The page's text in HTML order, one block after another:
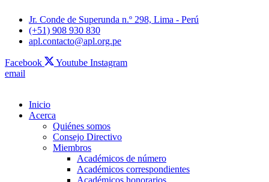
Jr. Conde de Superunda n.º 298, Lima - Perú
(+51) 908 930 830
apl.contacto@apl.org.pe
Facebook Youtube Instagram
email
Inicio
Acerca
Quiénes somos
Consejo Directivo
Miembros
Académicos de número
Académicos correspondientes
Académicos honorarios